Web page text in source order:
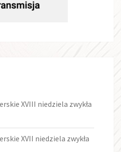
XVIII niedziela zwykła
XVII niedziela zwykła